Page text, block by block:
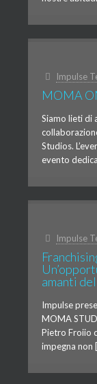
Impulse
MOMA
Siamo lieti di
Studios.
evento
Impulse
amanti
Impulse
MOMA
Pietro Froiio
impegna non